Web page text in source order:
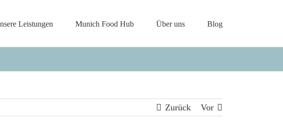
Leistungen Munich Food Hub Über uns Blog
Zurück Vor